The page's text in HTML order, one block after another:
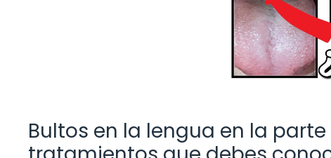
Bultos en la lengua en la